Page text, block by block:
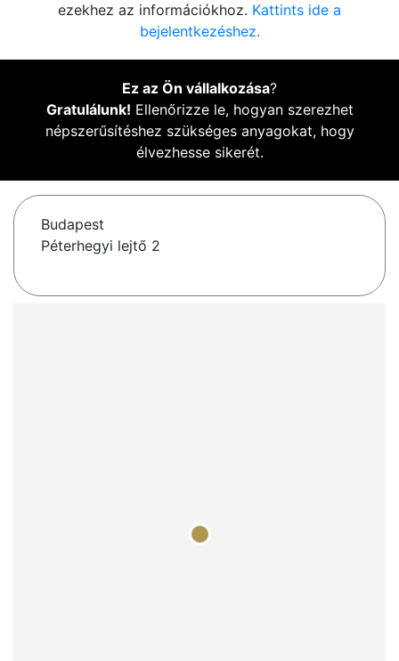
ezekhez az információkhoz. Kattints ide a
bejelentkezéshez.
Ez az Ön vállalkozása?
Gratulálunk! Ellenőrizze le, hogyan szerezhet
népszerűsítéshez szükséges anyagokat, hogy
élvezhesse sikerét.
Budapest
Péterhegyi lejtő 2